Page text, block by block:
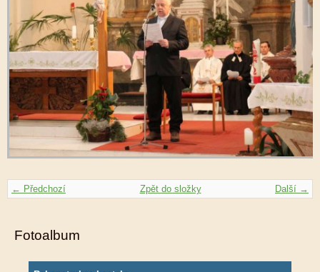
← Předchozí Další →
Zpět do složky
Fotoalbum